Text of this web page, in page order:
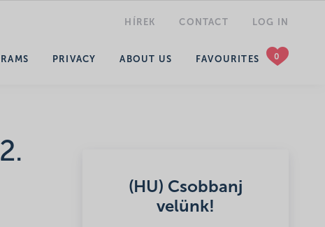
HÍREK CONTACT LOG IN
PRIVACY ABOUT US FAVOURITES
(HU) Csobbanj
velünk!